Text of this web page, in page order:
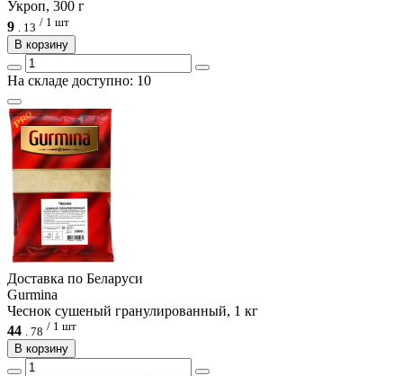
Укроп, 300 г
9
13 / 1 шт
В корзину
На складе доступно: 10
Доcтавка по Беларуси
Gurmina
Чеснок сушеный гранулированный, 1 кг
44 . 78 / 1 шт
В корзину